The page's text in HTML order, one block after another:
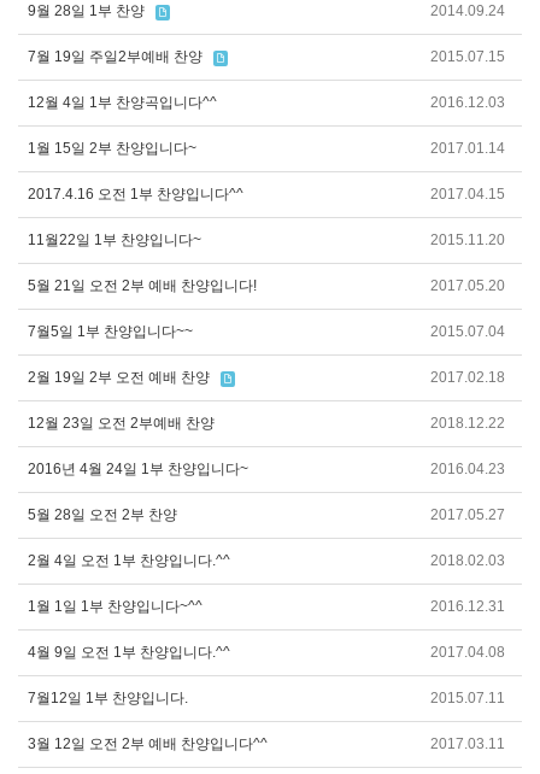
9월 28일 1부 찬양 2014.09.24
7월 19일 주일2부예배 찬양 2015.07.15
12월 4일 1부 찬양곡입니다^^ 2016.12.03
1월 15일 2부 찬양입니다~ 2017.01.14
2017.4.16 오전 1부 찬양입니다^^ 2017.04.15
11월22일 1부 찬양입니다~ 2015.11.20
5월 21일 오전 2부 예배 찬양입니다! 2017.05.20
7월5일 1부 찬양입니다~~ 2015.07.04
2월 19일 2부 오전 예배 찬양 2017.02.18
12월 23일 오전 2부예배 찬양 2018.12.22
2016년 4월 24일 1부 찬양입니다~ 2016.04.23
5월 28일 오전 2부 찬양 2017.05.27
2월 4일 오전 1부 찬양입니다.^^ 2018.02.03
1월 1일 1부 찬양입니다~^^ 2016.12.31
4월 9일 오전 1부 찬양입니다.^^ 2017.04.08
7월12일 1부 찬양입니다. 2015.07.11
3월 12일 오전 2부 예배 찬양입니다^^ 2017.03.11